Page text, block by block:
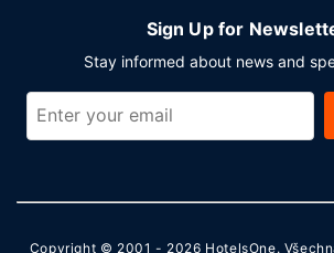
Sign Up for
Stay informed about news and
Copyright © 2001 - 2026 HotelsOne.